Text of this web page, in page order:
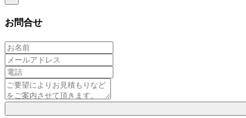
お問合せ